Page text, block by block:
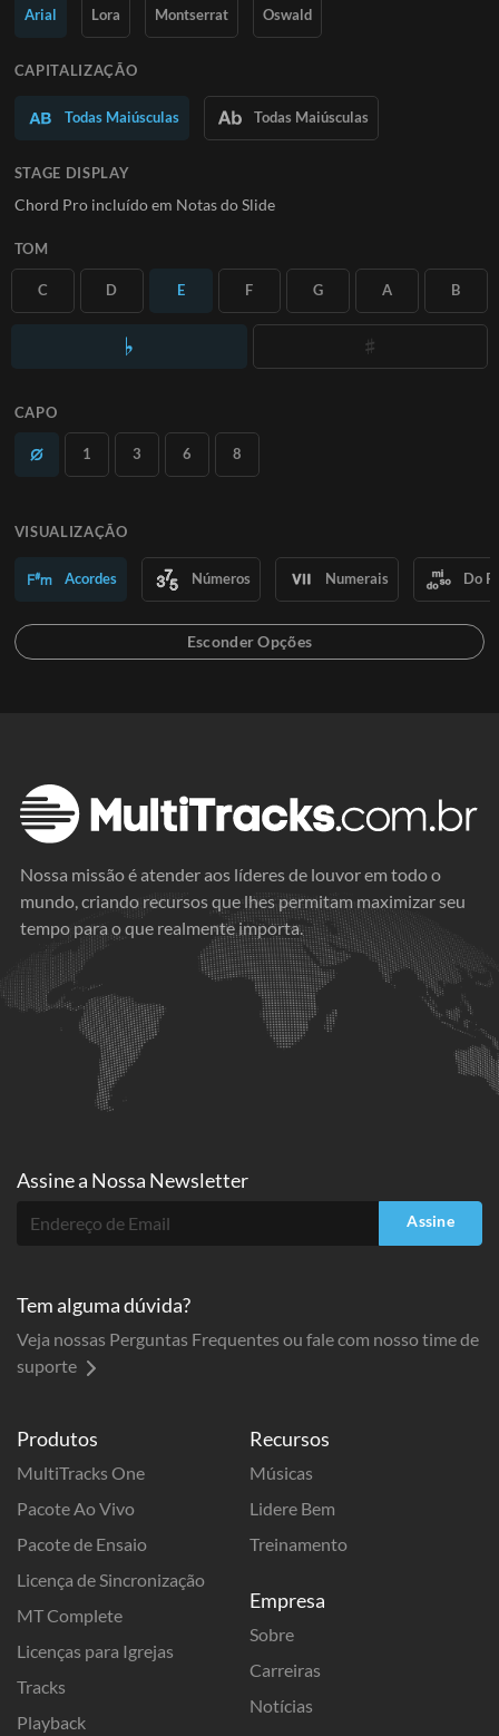
Saiba Mais
Arial Lora Montserrat Oswald
CAPITALIZAÇÃO
Todas Maiúsculas Todas Maiúsculas
STAGE DISPLAY
Chord Pro incluído em Notas do Slide
TOM
C D E F G A B
CAPO
1 3 6 8
VISUALIZAÇÃO
Acordes Números Numerais Do
Nossa missão é atender aos líderes de louvor em todo o
mundo, criando recursos que lhes permitam maximizar seu
tempo para o que realmente importa.
Produtos
MultiTracks One
Pacote Ao Vivo
Pacote de Ensaio
Licença de Sincronização
MT Complete
Licenças para Igrejas
Tracks
Playback
Recursos
Músicas
Lidere Bem
Treinamento
Empresa
Sobre
Carreiras
Notícias
Assine a Nossa Newsletter
Assine
Tem alguma dúvida?
Veja nossas Perguntas Frequentes ou fale com nosso time de
suporte